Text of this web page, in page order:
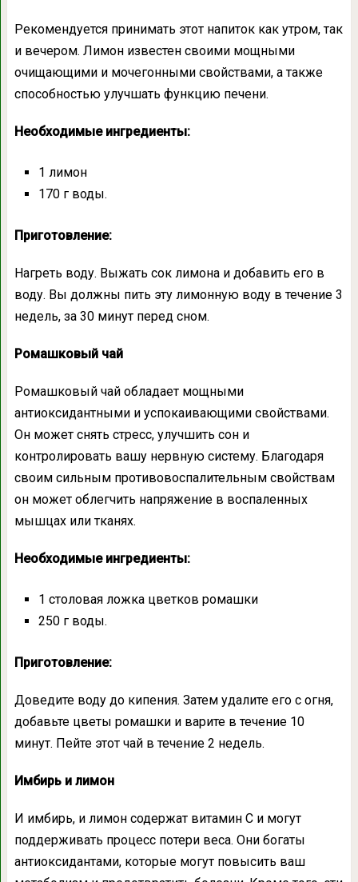
Рекомендуется принимать этот напиток как утром, так
и вечером. Лимон известен своими мощными
очищающими и мочегонными свойствами, а также
способностью улучшать функцию печени.
Необходимые ингредиенты:
1 лимон
170 г воды.
Приготовление:
Нагреть воду. Выжать сок лимона и добавить его в
воду. Вы должны пить эту лимонную воду в течение 3
недель, за 30 минут перед сном.
Ромашковый чай
Ромашковый чай обладает мощными
антиоксидантными и успокаивающими свойствами.
Он может снять стресс, улучшить сон и
контролировать вашу нервную систему. Благодаря
своим сильным противовоспалительным свойствам
он может облегчить напряжение в воспаленных
мышцах или тканях.
Необходимые ингредиенты:
1 столовая ложка цветков ромашки
250 г воды.
Приготовление:
Доведите воду до кипения. Затем удалите его с огня,
добавьте цветы ромашки и варите в течение 10
минут. Пейте этот чай в течение 2 недель.
Имбирь и лимон
И имбирь, и лимон содержат витамин С и могут
поддерживать процесс потери веса. Они богаты
антиоксидантами, которые могут повысить ваш